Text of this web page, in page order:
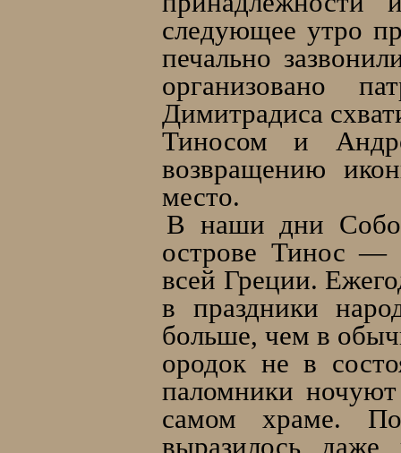
следующее утро
печально
организовано
Димитрадиса
Тиносом и
возвращению
место.
В наши дни
острове Тинос —
всей Греции.
в праздники
больше, чем в
ородок не в
паломники
самом храме.
выразилось